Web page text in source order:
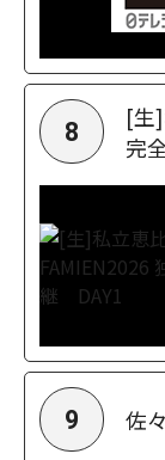
8
[生
完
9 佐